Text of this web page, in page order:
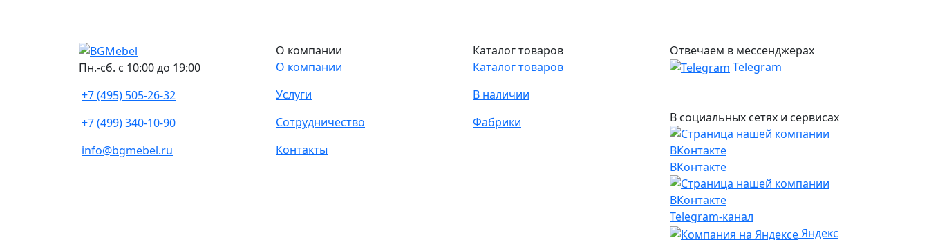
Пн.-сб. с 10:00 до 19:00
+7 (495) 505-26-32
+7 (499) 340-10-90
info@bgmebel.ru
О компании
О компании
Услуги
Сотрудничество
Контакты
Каталог товаров
Каталог товаров
В наличии
Фабрики
Отвечаем в мессенджерах
Telegram
В социальных сетях и сервисах
ВКонтакте
Telegram-канал
Яндекс